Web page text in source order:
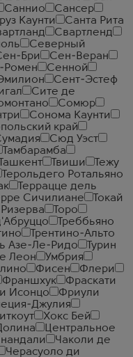
Саннио
Сансер
Каунти
Санта Рита
Свартленд
Северный
Бри
Сен-Веран
Ромен
Сенной
Сент-Эстеф
Сите де
Сомюр
Сонома Каунти
край
Сюд Уэст
Тамбарамба
Ташкент Твиши
Тежу
Терольдего Ротальяно
Террацце дель
Сичилиане
Токай
Торо
Треббьяно
Трентино-Альто
Азе-Ле-Ридо
Турин
Леон
Умбрия
Фисен
Флери
Франшхук
Фраскати
Исонцо
Фриули
Джулия
Хокс Бей
Центральное
Чаколи де
Черасуоло ди